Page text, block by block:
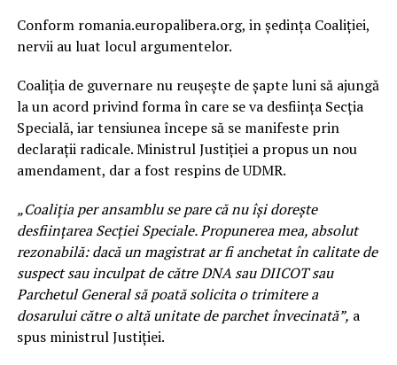
Conform romania.europalibera.org, in ședința Coaliției,
nervii au luat locul argumentelor.
Coaliția de guvernare nu reușește de șapte luni să ajungă
la un acord privind forma în care se va desființa Secția
Specială, iar tensiunea începe să se manifeste prin
declarații radicale. Ministrul Justiției a propus un nou
amendament, dar a fost respins de UDMR.
„Coaliția per ansamblu se pare că nu își dorește
desființarea Secției Speciale. Propunerea mea, absolut
rezonabilă: dacă un magistrat ar fi anchetat în calitate de
suspect sau inculpat de către DNA sau DIICOT sau
Parchetul General să poată solicita o trimitere a
dosarului către o altă unitate de parchet învecinată”, a
spus ministrul Justiției.